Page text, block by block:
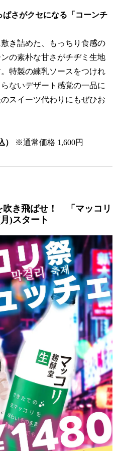
さがクセになる「コーンチ
き詰めた、もっちり食感の
の素朴な甘さがチヂミ生地
特製の練乳ソースをつけれ
ないデザート感覚の一品に
スイーツ代わりにもぜひお
※通常価格 1,600円
吹き飛ばせ！ 「マッコリ
)スタート